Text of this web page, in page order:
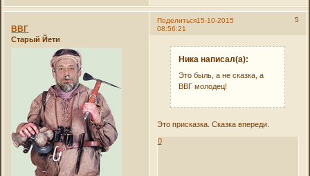
Поделиться 5
15-10-2015
08:56:21
ВВГ
Старый Йети
Ника написал(а):
Это быль, а не сказка, а
ВВГ молодец!
Это присказка. Сказка впереди.
0